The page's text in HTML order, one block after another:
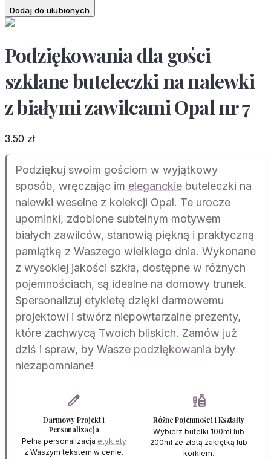
Dodaj do ulubionych
Podziękowania dla gości
szklane buteleczki na nalewki
z białymi zawilcami Opal nr 7
3.50 zł
Podziękuj swoim gościom w wyjątkowy
sposób, wręczając im eleganckie buteleczki na
nalewki weselne z kolekcji Opal. Te urocze
upominki, zdobione subtelnym motywem
białych zawilców, stanowią piękną i praktyczną
pamiątkę z Waszego wielkiego dnia. Wykonane
z wysokiej jakości szkła, dostępne w różnych
pojemnościach, są idealne na domowy trunek.
Spersonalizuj etykietę dzięki darmowemu
projektowi i stwórz niepowtarzalne prezenty,
które zachwycą Twoich bliskich. Zamów już
dziś i spraw, by Wasze podziękowania były
niezapomniane!
edit
Darmowy Projekt i
Personalizacja
Pełna personalizacja etykiety
z Waszym tekstem w cenie.
liquor
Różne Pojemności i Kształty
Wybierz butelki 100ml lub
200ml ze złotą zakrętką lub
korkiem.